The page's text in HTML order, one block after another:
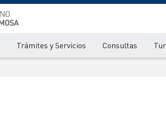
Trámites y Servicios Consultas